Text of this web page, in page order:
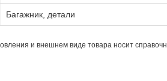
Багажник, детали
и внешнем виде товара носит